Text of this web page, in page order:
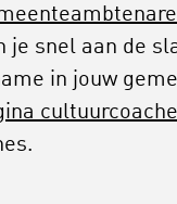
je snel aan de
in jouw